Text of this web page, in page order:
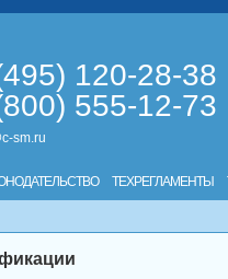
120-28-38
555-12-73
sm.ru
ТЕХРЕГЛАМЕНТЫ